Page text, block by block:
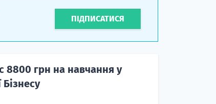
ПІДПИСАТИСЯ
8800 грн на навчання у